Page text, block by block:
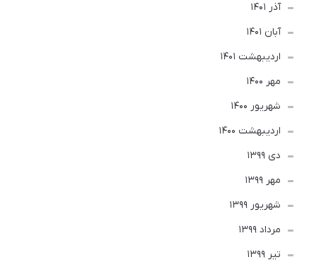
آذر 1401
آبان 1401
ارديبهشت 1401
مهر 1400
شهریور 1400
ارديبهشت 1400
دی 1399
مهر 1399
شهریور 1399
مرداد 1399
تير 1399